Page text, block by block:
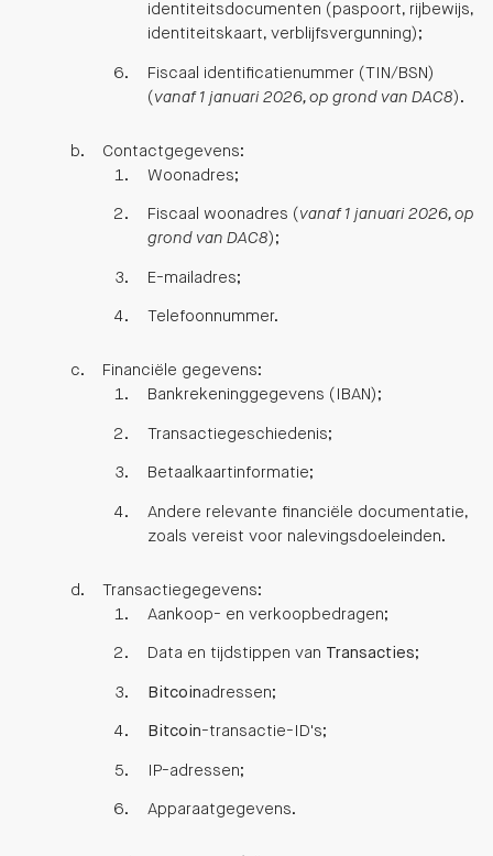
identiteitsdocumenten (paspoort, rijbewijs,
identiteitskaart, verblijfsvergunning);
Fiscaal identificatienummer (TIN/BSN)
(vanaf 1 januari 2026, op grond van DAC8).
Contactgegevens:
Woonadres;
Fiscaal woonadres ( vanaf 1 januari 2026, op
grond van DAC8);
E-mailadres;
Telefoonnummer.
Financiële gegevens:
Bankrekeninggegevens (IBAN);
Transactiegeschiedenis;
Betaalkaartinformatie;
Andere relevante financiële documentatie,
zoals vereist voor nalevingsdoeleinden.
Transactiegegevens:
Aankoop- en verkoopbedragen;
Data en tijdstippen van Transacties;
Bitcoinadressen;
Bitcoin-transactie-ID's;
IP-adressen;
Apparaatgegevens.